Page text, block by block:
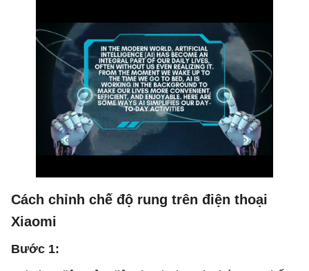
Cách chỉnh chế độ rung trên điện thoại
Xiaomi
Bước 1: